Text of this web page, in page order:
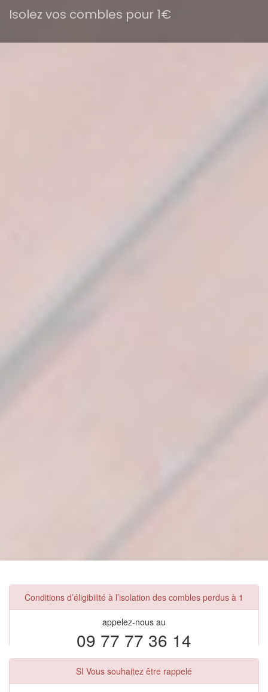
Isolez vos combles pour 1€
Conditions d’éligibilité à l’isolation des combles perdus à 1
appelez-nous au
09 77 77 36 14
SI Vous souhaitez être rappelé